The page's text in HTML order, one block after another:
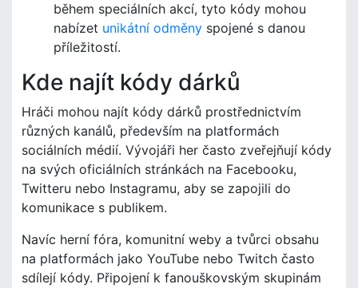
během speciálních akcí, tyto kódy mohou
nabízet unikátní odměny spojené s danou
příležitostí.
Kde najít kódy dárků
Hráči mohou najít kódy dárků prostřednictvím
různých kanálů, především na platformách
sociálních médií. Vývojáři her často zveřejňují kódy
na svých oficiálních stránkách na Facebooku,
Twitteru nebo Instagramu, aby se zapojili do
komunikace s publikem.
Navíc herní fóra, komunitní weby a tvůrci obsahu
na platformách jako YouTube nebo Twitch často
sdílejí kódy. Připojení k fanouškovským skupinám